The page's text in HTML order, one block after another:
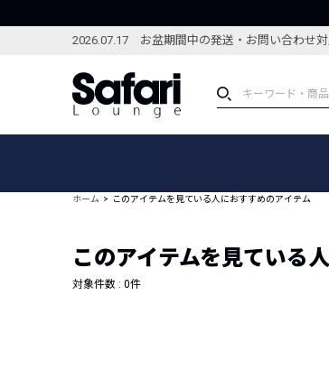
2026.07.17 お盆期間中の発送・お問い合わせ
ブランドから探す
新着アイテム
編集部のおすすめアイテム
特集記
コー
ホーム このアイテムを見ている人におすすめのアイテム
このアイテムを見ている
対象件数 : 0件